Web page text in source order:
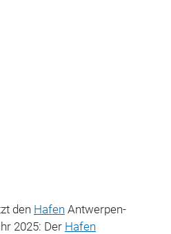
den Hafen Antwerpen-
2025: Der Hafen